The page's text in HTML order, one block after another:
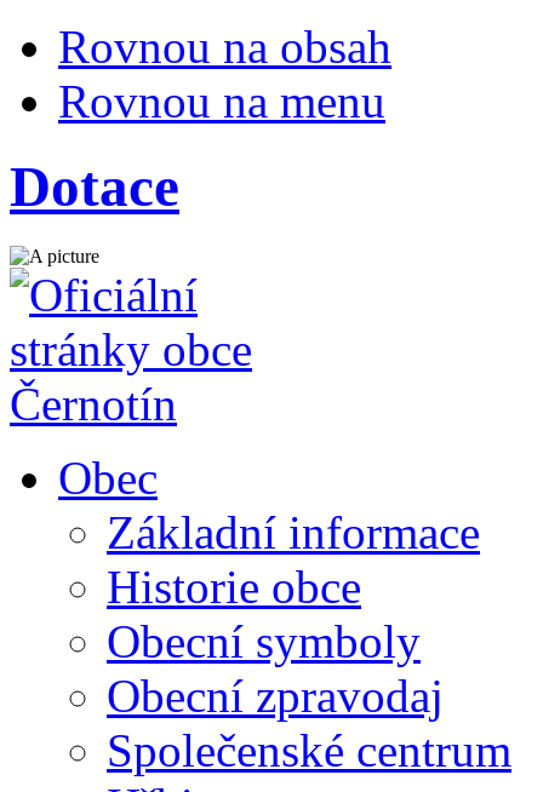
Rovnou na obsah
Rovnou na menu
Dotace
Obec
Základní informace
Historie obce
Obecní symboly
Obecní zpravodaj
Společenské centrum